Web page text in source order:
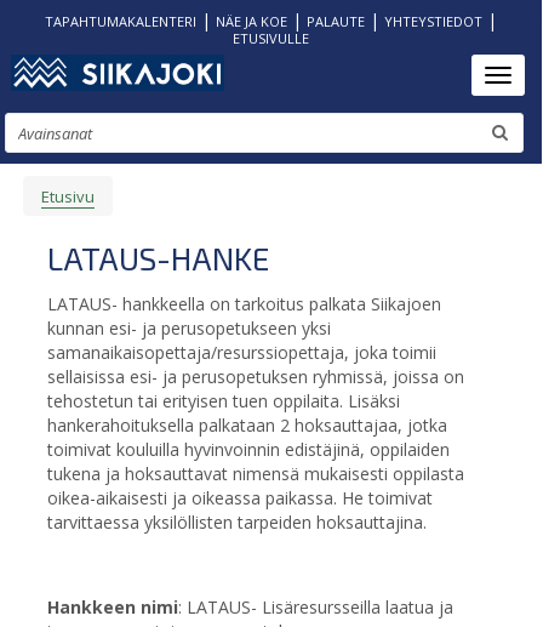
Hyppää
pääsisältöön
TAPAHTUMAKALENTERI | NÄE JA KOE| PALAUTE| YHTEYSTIEDOT|
ETUSIVULLE
Etsi
MURUPOLKU
Etusivu
LATAUS-HANKE
LATAUS- hankkeella on tarkoitus palkata Siikajoen
kunnan esi- ja perusopetukseen yksi
samanaikaisopettaja/resurssiopettaja, joka toimii
sellaisissa esi- ja perusopetuksen ryhmissä, joissa on
tehostetun tai erityisen tuen oppilaita. Lisäksi
hankerahoituksella palkataan 2 hoksauttajaa, jotka
toimivat kouluilla hyvinvoinnin edistäjinä, oppilaiden
tukena ja hoksauttavat nimensä mukaisesti oppilasta
oikea-aikaisesti ja oikeassa paikassa. He toimivat
tarvittaessa yksilöllisten tarpeiden hoksauttajina.
Hankkeen nimi: LATAUS- Lisäresursseilla laatua ja